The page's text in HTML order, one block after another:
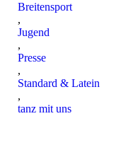
Breitensport
,
Jugend
,
Presse
,
Standard & Latein
,
tanz mit uns